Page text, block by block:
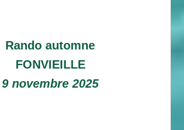
Rando automne
FONVIEILLE
9 novembre 2025